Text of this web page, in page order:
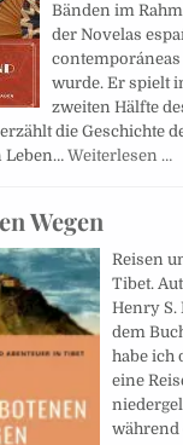
Bänden im
der Novelas
wurde. Er spielt
zweiten Hälfte
die Geschichte
Leben…Weiterlesen …
Wegen
Reisen
Tibet.
Henry S.
dem
habe ich
eine
während